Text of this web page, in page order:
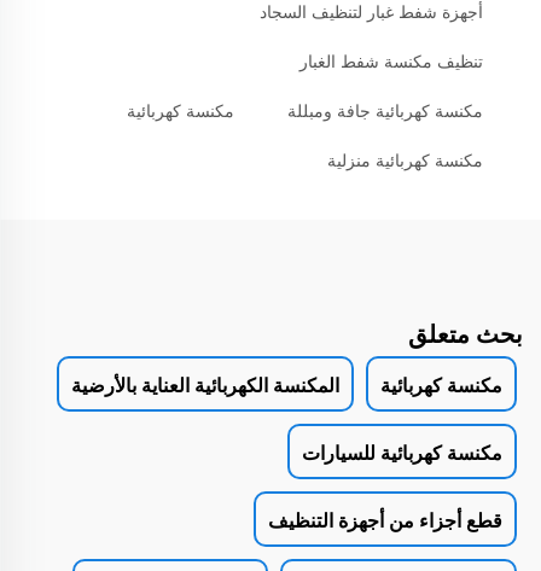
أجهزة شفط غبار لتنظيف السجاد
تنظيف مكنسة شفط الغبار
مكنسة كهربائية جافة ومبللة مكنسة كهربائية
مكنسة كهربائية منزلية
بحث متعلق
مكنسة كهربائية المكنسة الكهربائية العناية بالأرضية
مكنسة كهربائية للسيارات
قطع أجزاء من أجهزة التنظيف